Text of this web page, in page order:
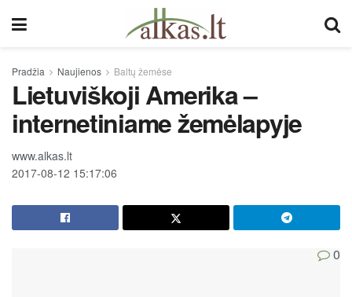
Pradžia Naujienos Baltų žemėse
Lietuviškoji Amerika –
internetiniame žemėlapyje
www.alkas.lt
2017-08-12 15:17:06
0